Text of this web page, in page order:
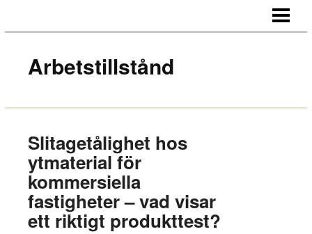
PRISER
Arbetstillstånd
Slitagetålighet hos
ytmaterial för
kommersiella
fastigheter – vad visar
ett riktigt produkttest?